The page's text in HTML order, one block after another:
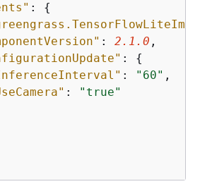
: {
: 2.1 .0 ,
: {
: "60" ,
:
"true"